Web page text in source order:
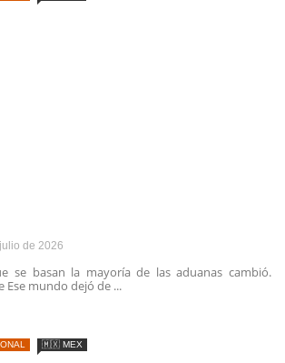
de 2026
se basan la mayoría de las aduanas cambió.
mundo dejó de ...
🇲🇽 MEX